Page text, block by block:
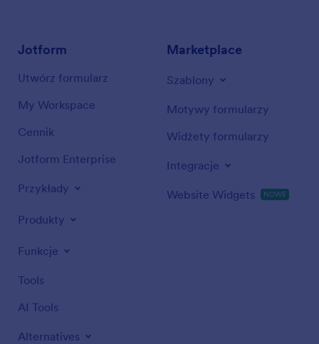
Jotform
Utwórz formularz
My Workspace
Cennik
Jotform Enterprise
Przykłady
Produkty
Funkcje
Tools
AI Tools
Alternatives
Marketplace
Szablony
Motywy formularzy
Widżety formularzy
Integracje
Website Widgets NOWE